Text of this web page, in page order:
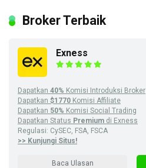
Broker Terbaik
Exness
Dapatkan 40% Komisi Introduksi Broker
Dapatkan $1770 Komisi Affiliate
Dapatkan 50% Komisi Social Trading
Dapatkan Status Premium di Exness
Regulasi: CySEC, FSA, FSCA
>> Kunjungi Situs!
Baca Ulasan